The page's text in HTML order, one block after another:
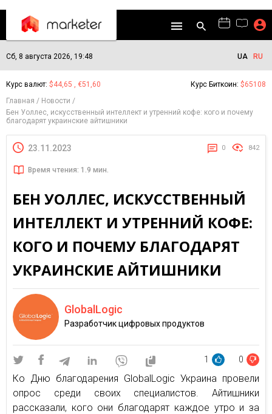
Сб, 8 августа 2026, 19:48 UA RU
Курс валют: $44,65 , €51,60 Курс Биткоин: $65108
Главная
Новости
Бен Уоллес, искусственный интеллект и утренний кофе: кого и почему
благодарят украинские айтишники
23.11.2023 0 842
Время чтения: 1.9 мин.
БЕН УОЛЛЕС, ИСКУССТВЕННЫЙ
ИНТЕЛЛЕКТ И УТРЕННИЙ КОФЕ:
КОГО И ПОЧЕМУ БЛАГОДАРЯТ
УКРАИНСКИЕ АЙТИШНИКИ
GlobalLogic
Разработчик цифровых продуктов
1 0
Ко Дню благодарения GlobalLogic Украина провели
опрос среди своих специалистов. Айтишники
рассказали, кого они благодарят каждое утро и за